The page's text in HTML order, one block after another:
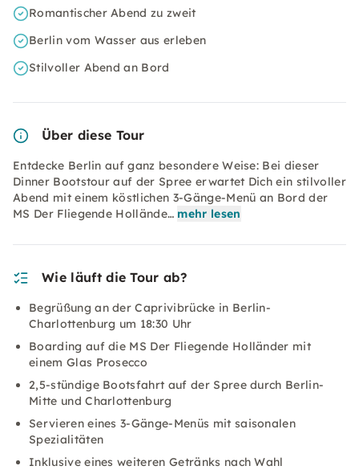
Romantischer Abend zu zweit
Berlin vom Wasser aus erleben
Stilvoller Abend an Bord
Über diese Tour
Entdecke Berlin auf ganz besondere Weise: Bei dieser
Dinner Bootstour auf der Spree erwartet Dich ein stilvoller
Abend mit einem köstlichen 3-Gänge-Menü an Bord der
MS Der Fliegende Hollände… mehr lesen
Wie läuft die Tour ab?
Begrüßung an der Caprivibrücke in Berlin-
Charlottenburg um 18:30 Uhr
Boarding auf die MS Der Fliegende Holländer mit
einem Glas Prosecco
2,5-stündige Bootsfahrt auf der Spree durch Berlin-
Mitte und Charlottenburg
Servieren eines 3-Gänge-Menüs mit saisonalen
Spezialitäten
Inklusive eines weiteren Getränks nach Wahl